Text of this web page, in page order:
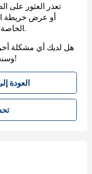
تعذر العثور على
الخاصة بنا لمساعدتك في العثور على ما تريد.
هل لديك أي مشكلة
وسنعاود التواصل معك. شكرًا على صبرك!
العودة
تحديث الصفحة